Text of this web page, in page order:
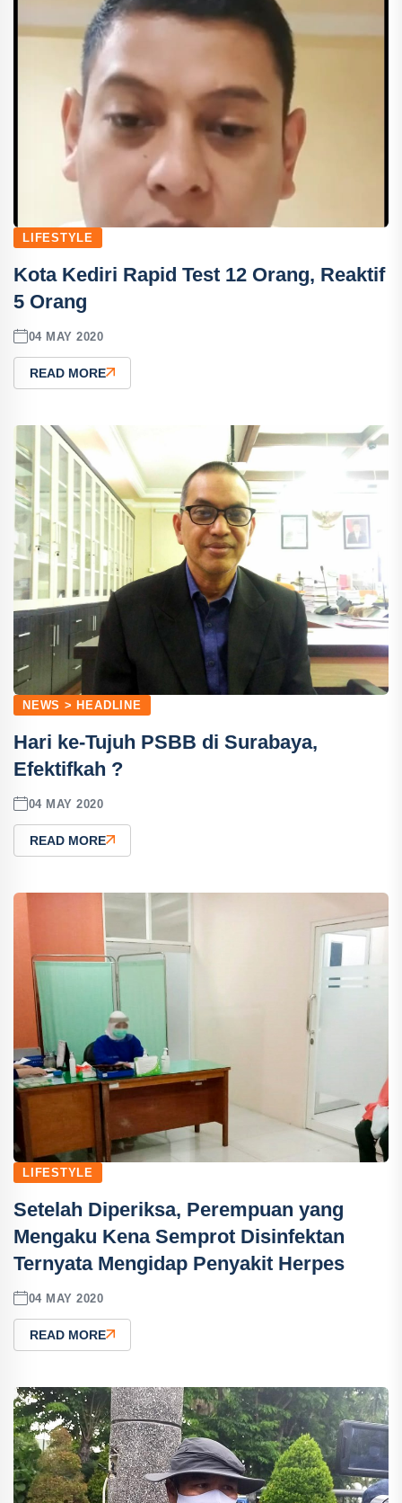
LIFESTYLE
Kota Kediri Rapid Test 12 Orang, Reaktif
5 Orang
04 MAY 2020
READ MORE
NEWS > HEADLINE
Hari ke-Tujuh PSBB di Surabaya,
Efektifkah ?
04 MAY 2020
READ MORE
LIFESTYLE
Setelah Diperiksa, Perempuan yang
Mengaku Kena Semprot Disinfektan
Ternyata Mengidap Penyakit Herpes
04 MAY 2020
READ MORE